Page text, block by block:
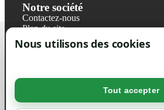
Nous utilisons des cookies
Tout accepter
Notre société
Contactez-nous
Plan du site
Magasin
Mentions légales
Politique de confidentialité RGPD
Votre compte